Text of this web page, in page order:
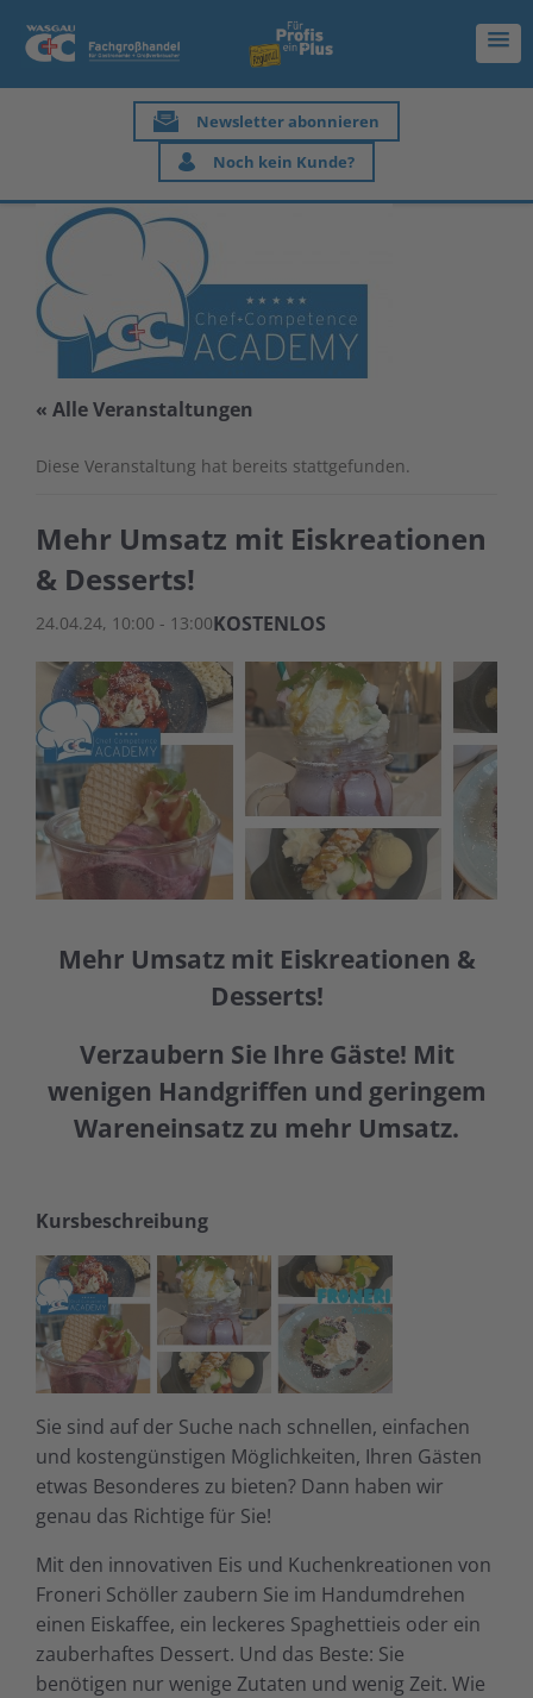
Newsletter abonnieren
Noch kein Kunde?
« Alle Veranstaltungen
Diese Veranstaltung hat bereits stattgefunden.
Mehr Umsatz mit Eiskreationen
& Desserts!
24.04.24, 10:00 - 13:00KOSTENLOS
Mehr Umsatz mit Eiskreationen &
Desserts!
Verzaubern Sie Ihre Gäste! Mit
wenigen Handgriffen und geringem
Wareneinsatz zu mehr Umsatz.
Kursbeschreibung
Sie sind auf der Suche nach schnellen, einfachen
und kostengünstigen Möglichkeiten, Ihren Gästen
etwas Besonderes zu bieten? Dann haben wir
genau das Richtige für Sie!
Mit den innovativen Eis und Kuchenkreationen von
Froneri Schöller zaubern Sie im Handumdrehen
einen Eiskaffee, ein leckeres Spaghettieis oder ein
zauberhaftes Dessert. Und das Beste: Sie
benötigen nur wenige Zutaten und wenig Zeit. Wie